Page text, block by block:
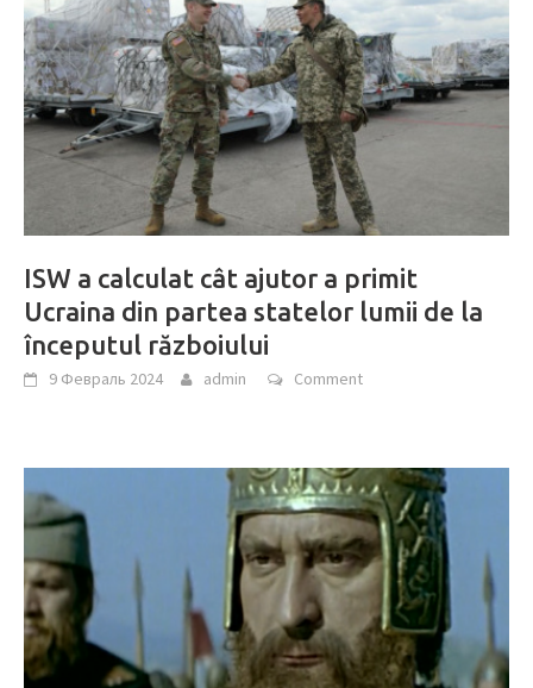
ISW a calculat cât ajutor a primit
Ucraina din partea statelor lumii de la
începutul războiului
9 Февраль 2024 admin Comment